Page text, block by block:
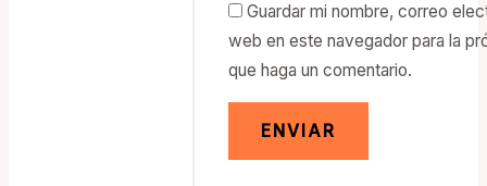
Guardar mi nombre, correo
web en este navegador para la
que haga un comentario.